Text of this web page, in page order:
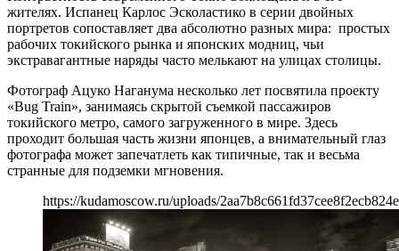
жителях. Испанец Карлос Эсколастико в серии двойных
портретов сопоставляет два абсолютно разных мира: простых
рабочих токийского рынка и японских модниц, чьи
экстравагантные наряды часто мелькают на улицах столицы.
Фотограф Ацуко Наганума несколько лет посвятила проекту
«Bug Train», занимаясь скрытой съемкой пассажиров
токийского метро, самого загруженного в мире. Здесь
проходит большая часть жизни японцев, а внимательный глаз
фотографа может запечатлеть как типичные, так и весьма
странные для подземки мгновения.
https://kudamoscow.ru/uploads/